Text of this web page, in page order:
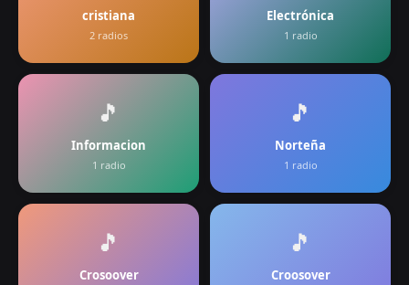
cristiana
2 radios
Electrónica
1 radio
🎵
Informacion
1 radio
🎵
Norteña
1 radio
🎵
Crosoover
🎵
Croosover